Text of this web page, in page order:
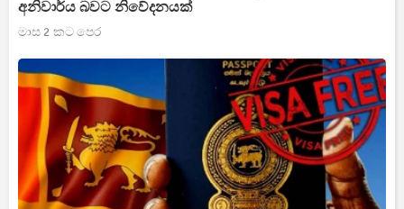
අනිවාර්ය බවට නිවේදනයක්
මාස 2 කට පෙර